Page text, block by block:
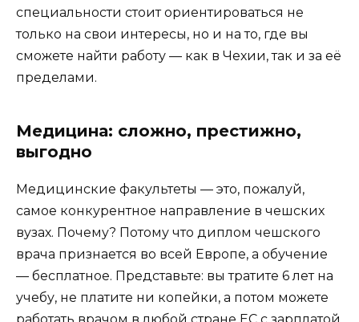
специальности стоит ориентироваться не
только на свои интересы, но и на то, где вы
сможете найти работу — как в Чехии, так и за её
пределами.
Медицина: сложно, престижно,
выгодно
Медицинские факультеты — это, пожалуй,
самое конкурентное направление в чешских
вузах. Почему? Потому что диплом чешского
врача признается во всей Европе, а обучение
— бесплатное. Представьте: вы тратите 6 лет на
учебу, не платите ни копейки, а потом можете